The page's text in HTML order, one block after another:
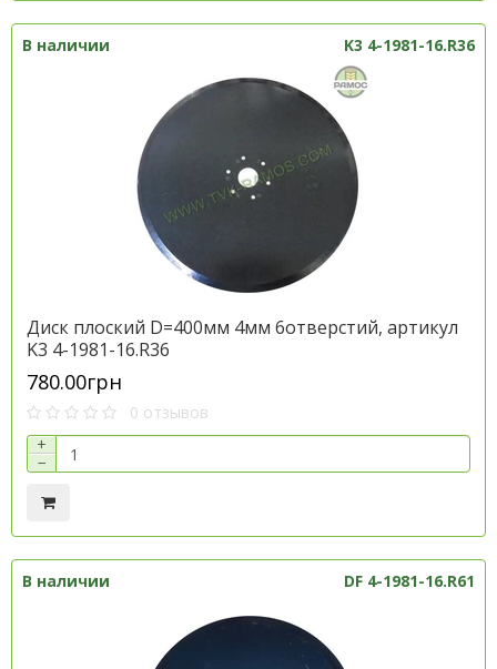
В наличии K3 4-1981-16.R36
Диск плоский D=400мм 4мм 6отверстий, артикул
K3 4-1981-16.R36
780.00грн
0 отзывов
+
−
В наличии DF 4-1981-16.R61